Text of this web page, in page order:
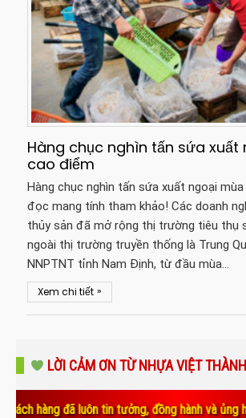
Hàng chục nghìn tấn sứa xuất
cao điểm
Hàng chục nghìn tấn sứa xuất ngoại
đọc mang tính tham khảo! Các doanh
thủy sản đã mở rộng thị trường tiêu thụ
ngoài thị trường truyền thống là Trung
NNPTNT tỉnh Nam Định, từ đầu mùa…
Xem chi tiết »
LỜI CẢM ƠN TỪ NHỰA VIỆT THÀNH
tưởng, đồng hành và ủng hộ chúng tôi